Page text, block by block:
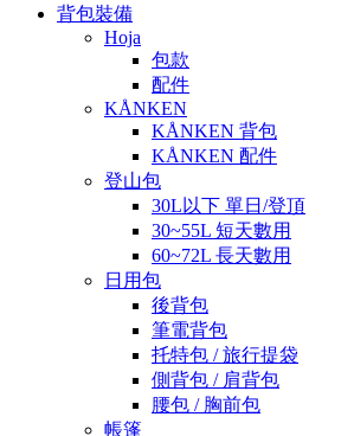
背包裝備
Hoja
包款
配件
KÅNKEN
KÅNKEN 背包
KÅNKEN 配件
登山包
30L以下 單日/登頂
30~55L 短天數用
60~72L 長天數用
日用包
後背包
筆電背包
托特包 / 旅行提袋
側背包 / 肩背包
腰包 / 胸前包
帳篷